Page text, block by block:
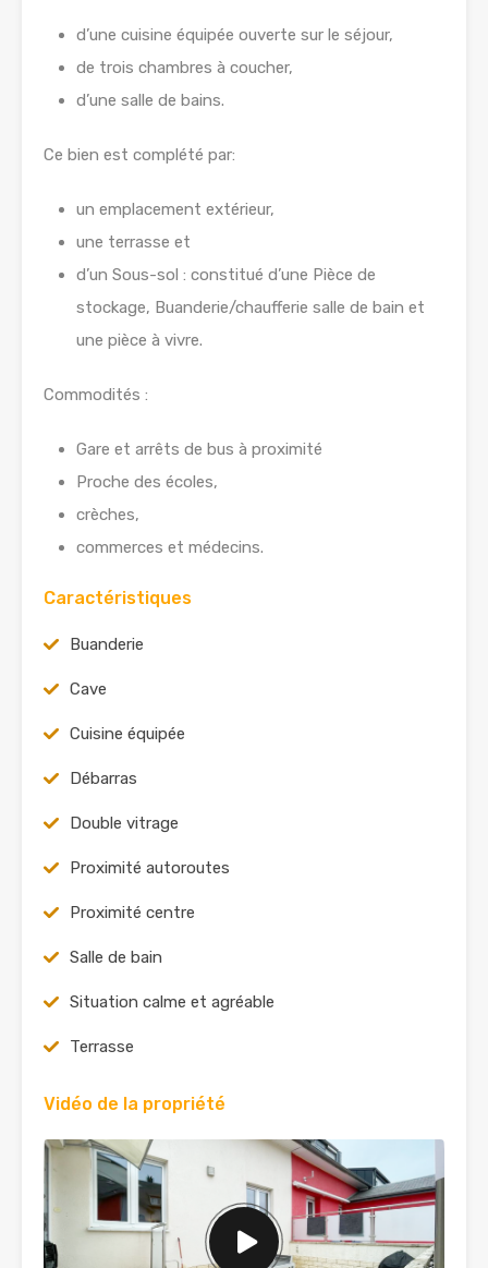
d’une cuisine équipée ouverte sur le séjour,
de trois chambres à coucher,
d’une salle de bains.
Ce bien est complété par:
un emplacement extérieur,
une terrasse et
d’un Sous-sol : constitué d’une Pièce de
stockage, Buanderie/chaufferie salle de bain et
une pièce à vivre.
Commodités :
Gare et arrêts de bus à proximité
Proche des écoles,
crèches,
commerces et médecins.
Caractéristiques
Buanderie
Cave
Cuisine équipée
Débarras
Double vitrage
Proximité autoroutes
Proximité centre
Salle de bain
Situation calme et agréable
Terrasse
Vidéo de la propriété